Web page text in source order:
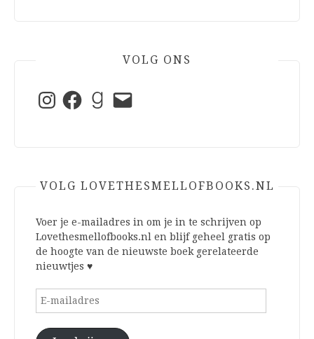
VOLG ONS
InstagramFacebookGoodreads
E-
mail
VOLG LOVETHESMELLOFBOOKS.NL
Voer je e-mailadres in om je in te schrijven op
Lovethesmellofbooks.nl en blijf geheel gratis op
de hoogte van de nieuwste boek gerelateerde
nieuwtjes ♥
E-